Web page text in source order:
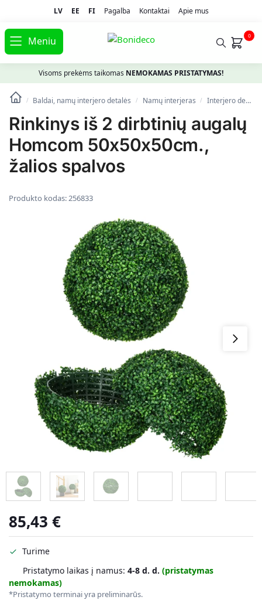
LV EE FI Pagalba Kontaktai Apie mus
Meniu 0
Visoms prekėms taikomas NEMOKAMAS PRISTATYMAS!
/ Baldai, namų interjero detalės / Namų interjeras / Interjero detalės
Rinkinys iš 2 dirbtinių augalų
Homcom 50x50x50cm.,
žalios spalvos
Produkto kodas:256833
85,43 €
Turime
Pristatymo laikas į namus: 4-8 d. d. (pristatymas
nemokamas)
*Pristatymo terminai yra preliminarūs.